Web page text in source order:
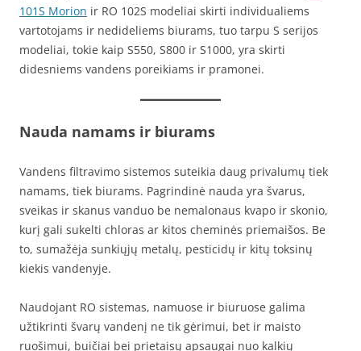
101S Morion ir RO 102S modeliai skirti individualiems
vartotojams ir nedideliems biurams, tuo tarpu S serijos
modeliai, tokie kaip S550, S800 ir S1000, yra skirti
didesniems vandens poreikiams ir pramonei.
Nauda namams ir biurams
Vandens filtravimo sistemos suteikia daug privalumų tiek
namams, tiek biurams. Pagrindinė nauda yra švarus,
sveikas ir skanus vanduo be nemalonaus kvapo ir skonio,
kurį gali sukelti chloras ar kitos cheminės priemaišos. Be
to, sumažėja sunkiųjų metalų, pesticidų ir kitų toksinų
kiekis vandenyje.
Naudojant RO sistemas, namuose ir biuruose galima
užtikrinti švarų vandenį ne tik gėrimui, bet ir maisto
ruošimui, buičiai bei prietaisų apsaugai nuo kalkių